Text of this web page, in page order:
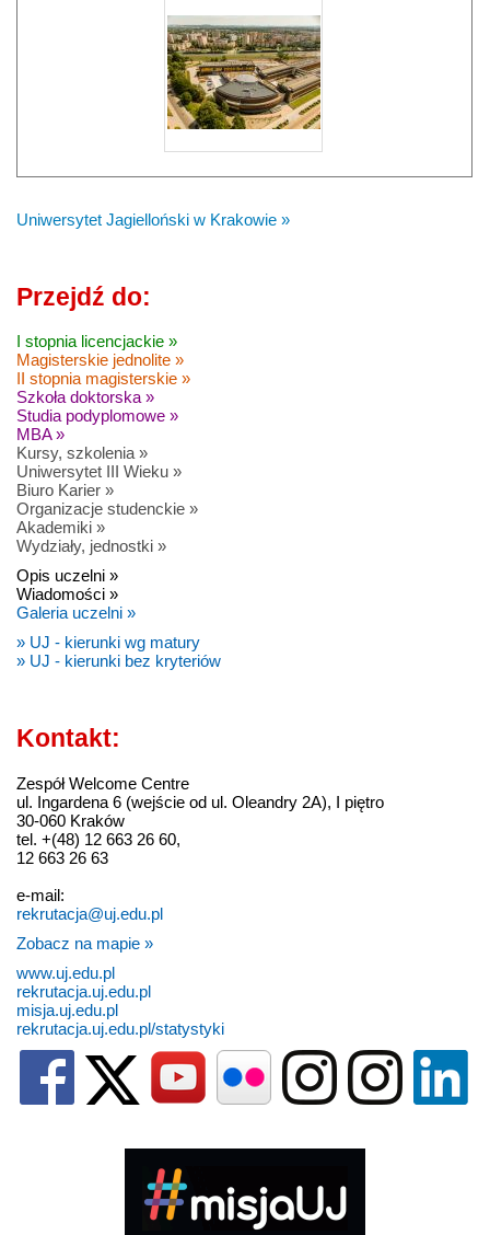
Uniwersytet Jagielloński w Krakowie »
Przejdź do:
I stopnia licencjackie »
Magisterskie jednolite »
II stopnia magisterskie »
Szkoła doktorska »
Studia podyplomowe »
MBA »
Kursy, szkolenia »
Uniwersytet III Wieku »
Biuro Karier »
Organizacje studenckie »
Akademiki »
Wydziały, jednostki »
Opis uczelni »
Wiadomości »
Galeria uczelni »
» UJ - kierunki wg matury
» UJ - kierunki bez kryteriów
Kontakt:
Zespół Welcome Centre
ul. Ingardena 6 (wejście od ul. Oleandry 2A), I piętro
30-060 Kraków
tel. +(48) 12 663 26 60,
12 663 26 63
e-mail:
rekrutacja@uj.edu.pl
Zobacz na mapie »
www.uj.edu.pl
rekrutacja.uj.edu.pl
misja.uj.edu.pl
rekrutacja.uj.edu.pl/statystyki